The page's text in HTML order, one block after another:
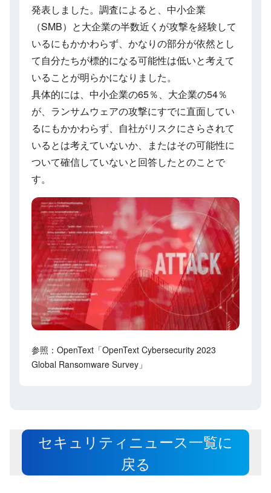
発表しました。調査によると、中小企業
（SMB）と大企業の半数近くが攻撃を経験して
いるにもかかわらず、かなりの部分が依然とし
て自分たちが標的になる可能性は低いと考えて
いることが明らかになりました。
具体的には、中小企業の65％、大企業の54％
が、ランサムウェアの攻撃にすでに直面してい
るにもかかわらず、自社がリスクにさらされて
いるとは考えていないか、またはその可能性に
ついて確信していないと回答したとのことで
す。
参照：OpenText「OpenText Cybersecurity 2023
Global Ransomware Survey」
セキュリティニュース一覧に
戻る